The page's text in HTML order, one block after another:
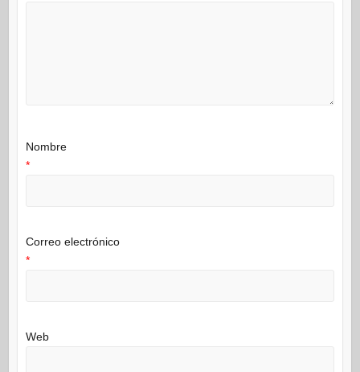
Nombre
*
Correo electrónico
*
Web